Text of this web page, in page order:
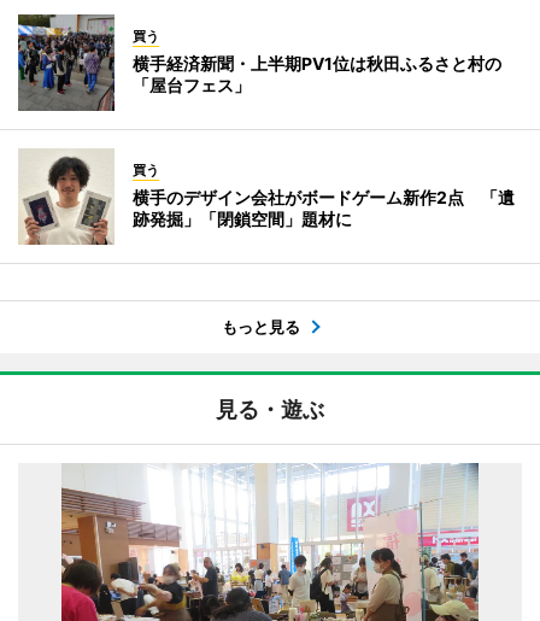
買う
横手経済新聞・上半期PV1位は秋田ふるさと村の
「屋台フェス」
買う
横手のデザイン会社がボードゲーム新作2点 「遺
跡発掘」「閉鎖空間」題材に
もっと見る
見る・遊ぶ